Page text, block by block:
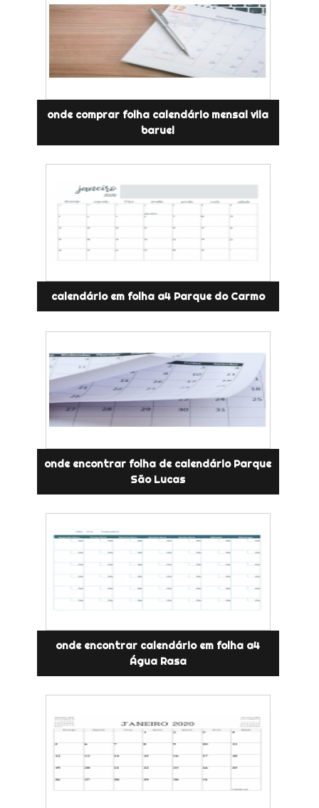
onde comprar folha calendário mensal vila
baruel
calendário em folha a4 Parque do Carmo
onde encontrar folha de calendário Parque
São Lucas
onde encontrar calendário em folha a4
Água Rasa